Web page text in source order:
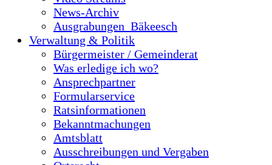
News-Archiv
Ausgrabungen_Bäkeesch
Verwaltung & Politik
Bürgermeister / Gemeinderat
Was erledige ich wo?
Ansprechpartner
Formularservice
Ratsinformationen
Bekanntmachungen
Amtsblatt
Ausschreibungen und Vergaben